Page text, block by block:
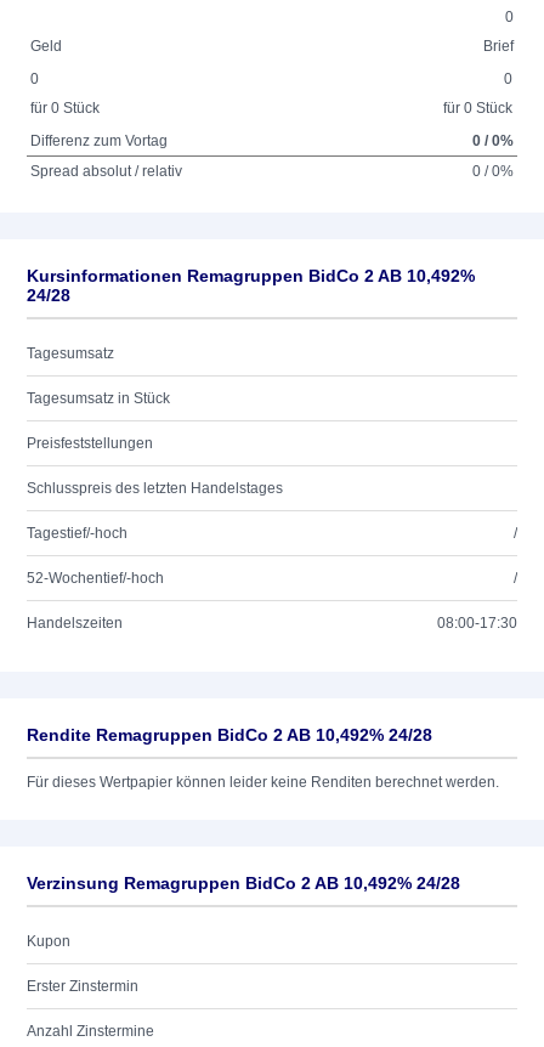
0
Geld
Brief
0
für 0 Stück
0
für 0 Stück
Differenz zum Vortag
0 / 0%
Spread absolut / relativ
0 / 0%
Kursinformationen Remagruppen BidCo 2 AB 10,492%
24/28
Tagesumsatz
Tagesumsatz in Stück
Preisfeststellungen
Schlusspreis des letzten Handelstages
Tagestief/-hoch /
52-Wochentief/-hoch /
Handelszeiten 08:00-17:30
Rendite Remagruppen BidCo 2 AB 10,492% 24/28
Für dieses Wertpapier können leider keine Renditen berechnet werden.
Verzinsung Remagruppen BidCo 2 AB 10,492% 24/28
Kupon
Erster Zinstermin
Anzahl Zinstermine